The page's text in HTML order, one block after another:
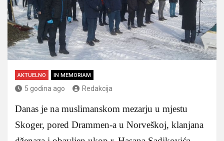
AKTUELNO IN MEMORIAM
5 godina ago Redakcija
Danas je na muslimanskom mezarju u mjestu
Skoger, pored Drammen-a u Norveškoj, klanjana